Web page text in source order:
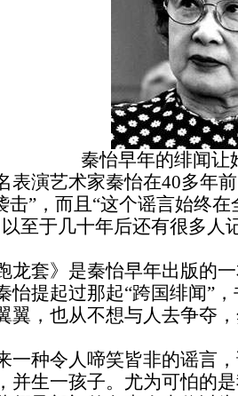
秦怡早年的绯闻让
演艺术家秦怡在40多年前
击”，而且“这个谣言始终
至于几十年后还有很多人
套》是秦怡早年出版的一
怡提起过那起“跨国绯闻”
翼，也从不想与人去争夺
一种令人啼笑皆非的谣言
并生一孩子。尤为可怕的